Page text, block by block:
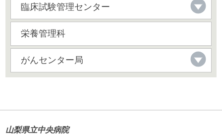
臨床試験管理センター
栄養管理科
がんセンター局
山梨県立中央病院